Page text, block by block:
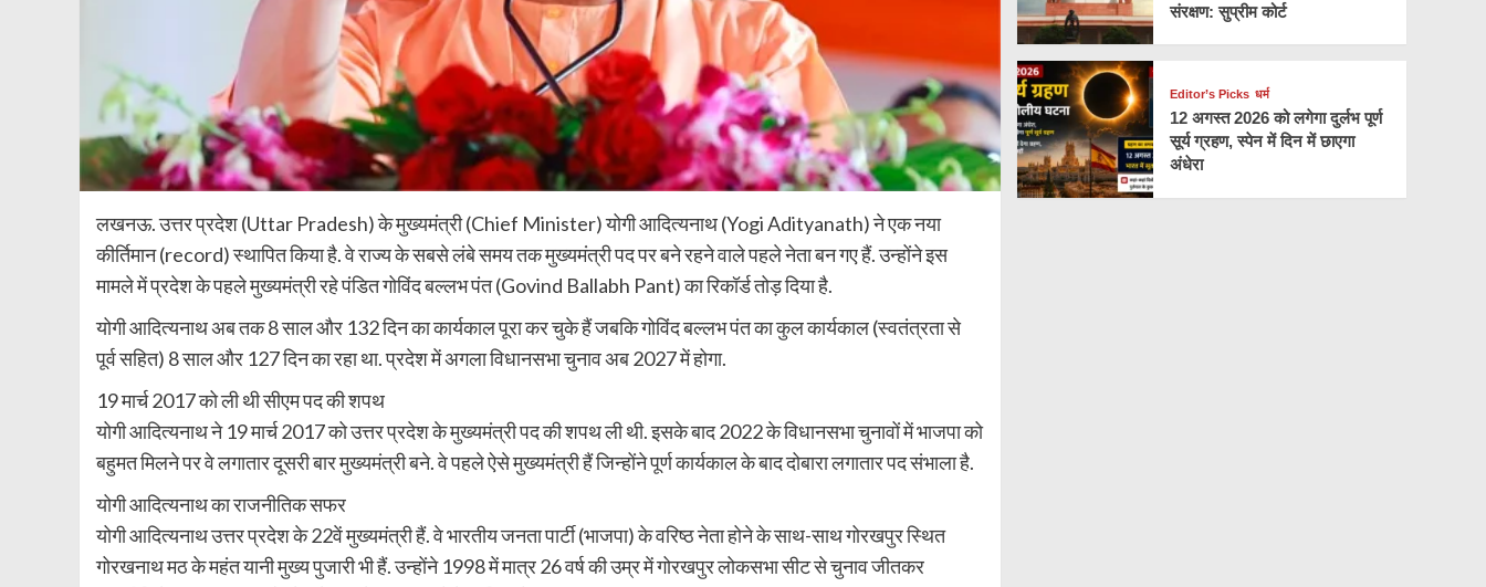
लखनऊ. उत्तर प्रदेश (Uttar Pradesh) के मुख्यमंत्री (Chief Minister) योगी आदित्यनाथ (Yogi Adityanath) ने एक नया
कीर्तिमान (record) स्थापित किया है. वे राज्य के सबसे लंबे समय तक मुख्यमंत्री पद पर बने रहने वाले पहले नेता बन गए हैं. उन्होंने इस
मामले में प्रदेश के पहले मुख्यमंत्री रहे पंडित गोविंद बल्लभ पंत (Govind Ballabh Pant) का रिकॉर्ड तोड़ दिया है.
योगी आदित्यनाथ अब तक 8 साल और 132 दिन का कार्यकाल पूरा कर चुके हैं जबकि गोविंद बल्लभ पंत का कुल कार्यकाल (स्वतंत्रता से
पूर्व सहित) 8 साल और 127 दिन का रहा था. प्रदेश में अगला विधानसभा चुनाव अब 2027 में होगा.
19 मार्च 2017 को ली थी सीएम पद की शपथ
योगी आदित्यनाथ ने 19 मार्च 2017 को उत्तर प्रदेश के मुख्यमंत्री पद की शपथ ली थी. इसके बाद 2022 के विधानसभा चुनावों में भाजपा को
बहुमत मिलने पर वे लगातार दूसरी बार मुख्यमंत्री बने. वे पहले ऐसे मुख्यमंत्री हैं जिन्होंने पूर्ण कार्यकाल के बाद दोबारा लगातार पद संभाला है.
योगी आदित्यनाथ का राजनीतिक सफर
योगी आदित्यनाथ उत्तर प्रदेश के 22वें मुख्यमंत्री हैं. वे भारतीय जनता पार्टी (भाजपा) के वरिष्ठ नेता होने के साथ-साथ गोरखपुर स्थित
गोरखनाथ मठ के महंत यानी मुख्य पुजारी भी हैं. उन्होंने 1998 में मात्र 26 वर्ष की उम्र में गोरखपुर लोकसभा सीट से चुनाव जीतकर
संरक्षण: सुप्रीम कोर्ट
Editor’s Picks धर्म
12 अगस्त 2026 को लगेगा दुर्लभ पूर्ण
सूर्य ग्रहण, स्पेन में दिन में छाएगा
अंधेरा